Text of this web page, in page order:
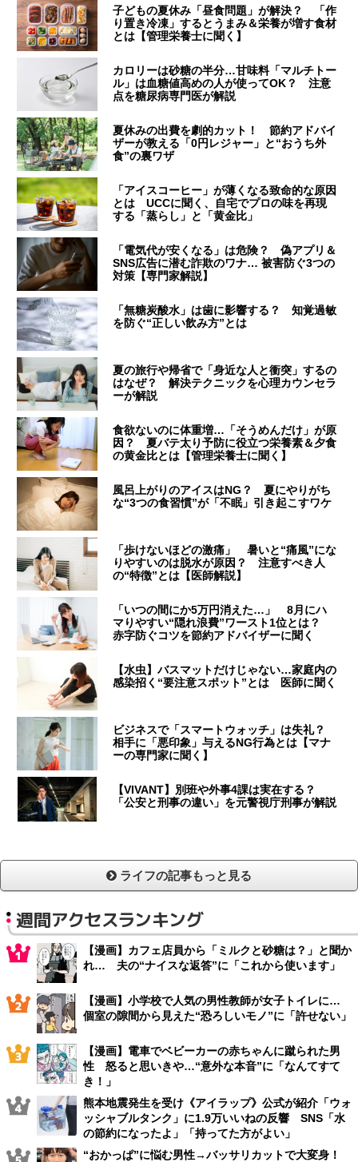
子どもの夏休み「昼食問題」が解決？ 「作
り置き冷凍」するとうまみ＆栄養が増す食材
とは【管理栄養士に聞く】
カロリーは砂糖の半分…甘味料「マルチトー
ル」は血糖値高めの人が使ってOK？ 注意
点を糖尿病専門医が解説
夏休みの出費を劇的カット！ 節約アドバイ
ザーが教える「0円レジャー」と“おうち外
食”の裏ワザ
「アイスコーヒー」が薄くなる致命的な原因
とは UCCに聞く、自宅でプロの味を再現
する「蒸らし」と「黄金比」
「電気代が安くなる」は危険？ 偽アプリ＆
SNS広告に潜む詐欺のワナ… 被害防ぐ3つの
対策【専門家解説】
「無糖炭酸水」は歯に影響する？ 知覚過敏
を防ぐ“正しい飲み方”とは
夏の旅行や帰省で「身近な人と衝突」するの
はなぜ？ 解決テクニックを心理カウンセラ
ーが解説
食欲ないのに体重増…「そうめんだけ」が原
因？ 夏バテ太り予防に役立つ栄養素＆夕食
の黄金比とは【管理栄養士に聞く】
風呂上がりのアイスはNG？ 夏にやりがち
な“3つの食習慣”が「不眠」引き起こすワケ
「歩けないほどの激痛」 暑いと“痛風”にな
りやすいのは脱水が原因？ 注意すべき人
の“特徴”とは【医師解説】
「いつの間にか5万円消えた…」 8月にハ
マりやすい“隠れ浪費”ワースト1位とは？
赤字防ぐコツを節約アドバイザーに聞く
【水虫】バスマットだけじゃない…家庭内の
感染招く“要注意スポット”とは 医師に聞く
ビジネスで「スマートウォッチ」は失礼？
相手に「悪印象」与えるNG行為とは【マナ
ーの専門家に聞く】
【VIVANT】別班や外事4課は実在する？
「公安と刑事の違い」を元警視庁刑事が解説
ライフの記事もっと見る
週間アクセスランキング
【漫画】カフェ店員から「ミルクと砂糖は？」と聞か
れ… 夫の“ナイスな返答”に「これから使います」
【漫画】小学校で人気の男性教師が女子トイレに…
個室の隙間から見えた“恐ろしいモノ”に「許せない」
【漫画】電車でベビーカーの赤ちゃんに蹴られた男
性 怒ると思いきや…“意外な本音”に「なんてすて
き！」
熊本地震発生を受け《アイラップ》公式が紹介「ウォ
ッシャブルタンク」に1.9万いいねの反響 SNS「水
の節約になったよ」「持ってた方がよい」
“おかっぱ”に悩む男性→バッサリカットで大変身！